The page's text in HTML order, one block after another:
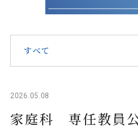
在校生・保護者の皆様へ
すべて
2026.05.08
家庭科 専任教員